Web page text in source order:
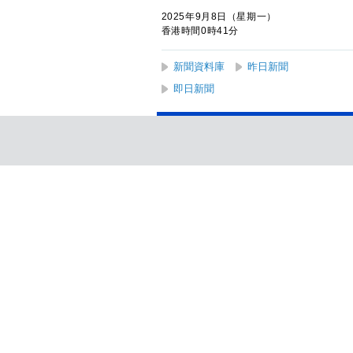
2025年9月8日（星期一）
香港時間0時41分
新聞資料庫 昨日新聞
即日新聞